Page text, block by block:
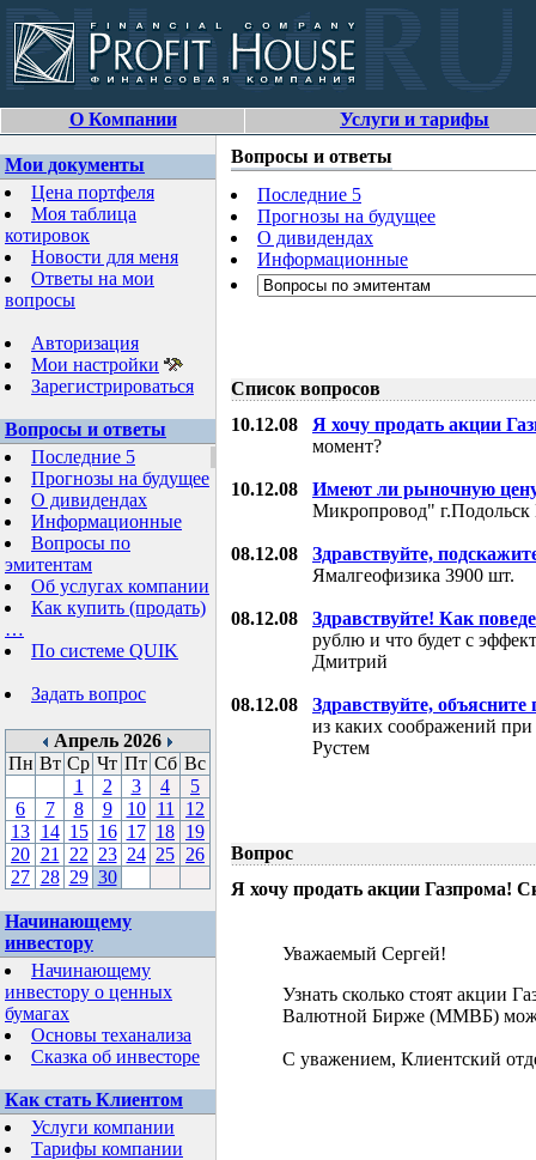
О Компании Услуги и тарифы
Мои документы
Цена портфеля
Моя таблица
котировок
Новости для меня
Ответы на мои
вопросы
Авторизация
Мои настройки
Зарегистрироваться
Вопросы и ответы
Последние 5
Прогнозы на будущее
О дивидендах
Информационные
Вопросы по
эмитентам
Об услугах компании
Как купить (продать)
…
По системе QUIK
Задать вопрос
Апрель 2026
Пн Вт Ср Чт Пт Сб Вс
1
2 3 4
5
6
7 8 9 10 11
12
13 14 15 16 17 18 19
20 21 22 23 24 25 26
27 28 29 30
Начинающему
инвестору
Начинающему
инвестору о ценных
бумагах
Основы теханализа
Сказка об инвесторе
Как стать Клиентом
Услуги компании
Тарифы компании
Вопросы и ответы
Последние 5
Прогнозы на будущее
О дивидендах
Информационные
Список вопросов
10.12.08 Я хочу продать акции
момент?
10.12.08
Имеют ли рыночную
Микропровод"
08.12.08
Здравствуйте,
Ямалгеофизика 3900 шт.
08.12.08
Здравствуйте! Как
рублю и что будет с
Дмитрий
08.12.08
Здравствуйте, объясните
из каких соображений
Рустем
Вопрос
Я хочу продать акции Газпрома!
Уважаемый Сергей!
Узнать сколько стоят акции
Валютной Бирже (ММВБ)
С уважением, Клиентский